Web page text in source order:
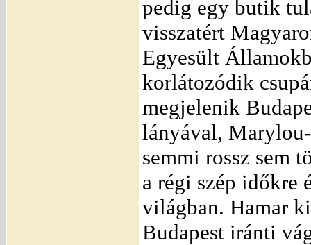
pedig egy butik
visszatért
Egyesült
korlátozódik
megjelenik
lányával,
semmi rossz sem
a régi szép időkre
világban. Hamar
Budapest iránti